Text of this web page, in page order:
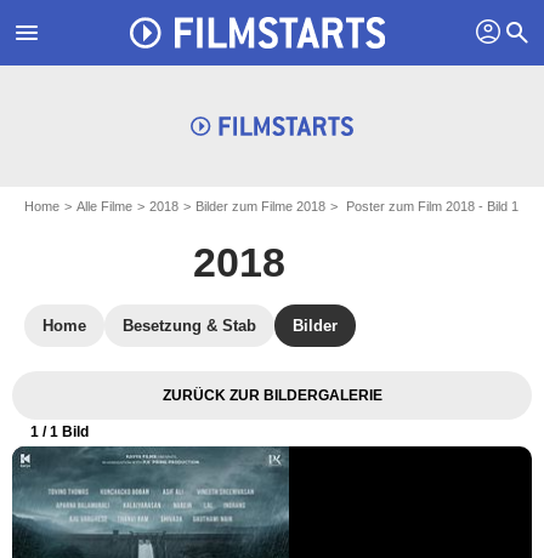
menu profil search
Home Alle Filme 2018 Bilder zum Filme 2018 Poster zum Film 2018 - Bild 1
2018
Home Besetzung & Stab Bilder
ZURÜCK ZUR BILDERGALERIE
1 / 1 Bild